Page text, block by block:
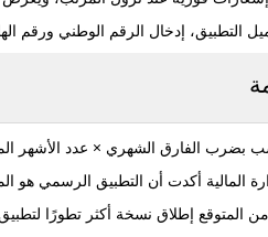
التطبيق، إدخال الرقم الوطني ورقم
الفارق الشهري × عدد الأشهر المستحقة (2018–2021) بعد خصم ما
المالية أكدت أن التطبيق الرسمي هو
المتوقع إطلاق نسخة أكثر تطورًا